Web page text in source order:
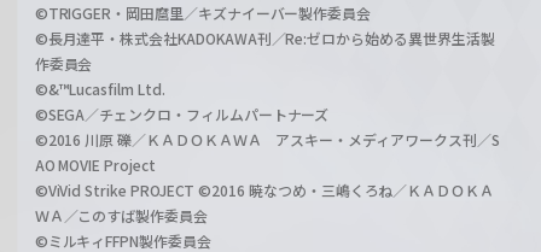
©TRIGGER・岡田麿里／キズナイーバー製作委員会
©長月達平・株式会社KADOKAWA刊／Re:ゼロから始める異世界生活製
作委員会
©&™Lucasfilm Ltd.
©SEGA／チェンクロ・フィルムパートナーズ
©2016 川原 礫／ＫＡＤＯＫＡＷＡ アスキー・メディアワークス刊／S
AO MOVIE Project
©ViVid Strike PROJECT ©2016 暁なつめ・三嶋くろね／ＫＡＤＯＫＡ
ＷＡ／このすば製作委員会
©ミルキィFFPN製作委員会